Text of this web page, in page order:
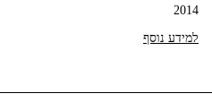
2014
למידע נוסף